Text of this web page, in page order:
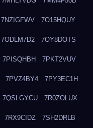
7NZIGFWV 7O15HQUY
7ODLM7D2 7OY8DOTS
7PISQHBH 7PKT2VUV
7PVZ4BY4 7PY3EC1H
7QSLGYCU 7R0ZOLUX
7RX9CIDZ 7SH2DRLB